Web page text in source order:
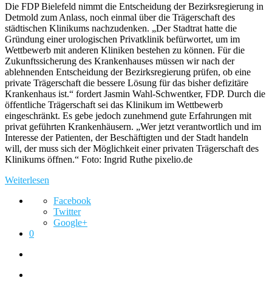
Die FDP Bielefeld nimmt die Entscheidung der Bezirksregierung in
Detmold zum Anlass, noch einmal über die Trägerschaft des
städtischen Klinikums nachzudenken. „Der Stadtrat hatte die
Gründung einer urologischen Privatklinik befürwortet, um im
Wettbewerb mit anderen Kliniken bestehen zu können. Für die
Zukunftssicherung des Krankenhauses müssen wir nach der
ablehnenden Entscheidung der Bezirksregierung prüfen, ob eine
private Trägerschaft die bessere Lösung für das bisher defizitäre
Krankenhaus ist.“ fordert Jasmin Wahl-Schwentker, FDP. Durch die
öffentliche Trägerschaft sei das Klinikum im Wettbewerb
eingeschränkt. Es gebe jedoch zunehmend gute Erfahrungen mit
privat geführten Krankenhäusern. „Wer jetzt verantwortlich und im
Interesse der Patienten, der Beschäftigten und der Stadt handeln
will, der muss sich der Möglichkeit einer privaten Trägerschaft des
Klinikums öffnen.“ Foto: Ingrid Ruthe pixelio.de
Weiterlesen
Facebook
Twitter
Google+
0